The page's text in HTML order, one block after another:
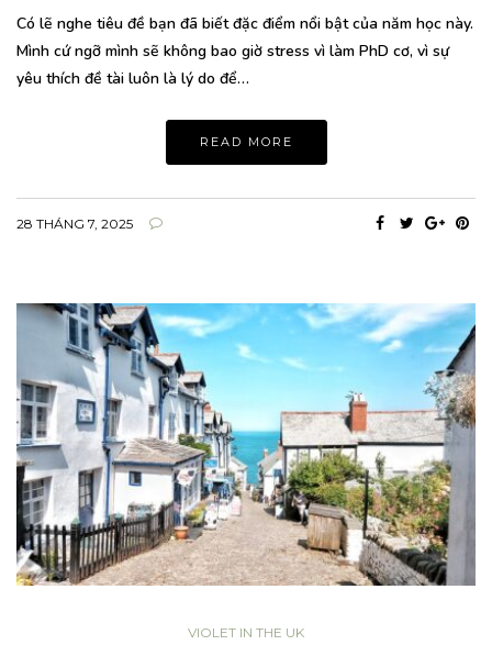
Có lẽ nghe tiêu đề bạn đã biết đặc điểm nổi bật của năm học này.
Mình cứ ngỡ mình sẽ không bao giờ stress vì làm PhD cơ, vì sự
yêu thích đề tài luôn là lý do để…
READ MORE
28 THÁNG 7, 2025
VIOLET IN THE UK